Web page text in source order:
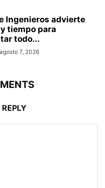
Ingenieros advierte
tiempo para
todo...
agosto 7, 2026